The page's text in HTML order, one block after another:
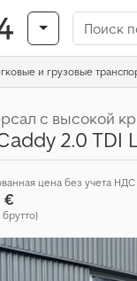
и грузовые
с высокой
2.0 TDI
цена без учета НДС
€